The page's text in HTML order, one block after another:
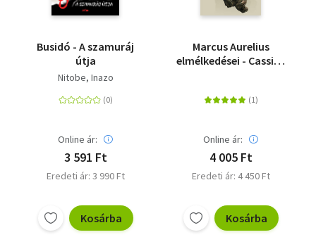
Busidó - A szamuráj
útja
Nitobe, Inazo
Online ár:
3 591 Ft
Eredeti ár: 3 990 Ft
Kosárba
Marcus Aurelius
elmélkedései - Cassius
Online ár:
4 005 Ft
Eredeti ár: 4 450 Ft
Kosárba